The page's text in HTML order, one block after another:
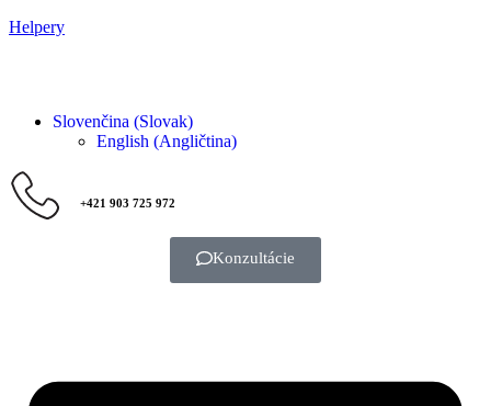
Helpery
Slovenčina (Slovak)
English (Angličtina)
+421 903 725 972
Konzultácie